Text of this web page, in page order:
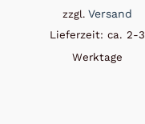
zzgl.Versand
Lieferzeit: ca. 2-3
Werktage